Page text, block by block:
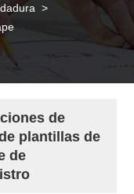
>
de
plantillas de
de